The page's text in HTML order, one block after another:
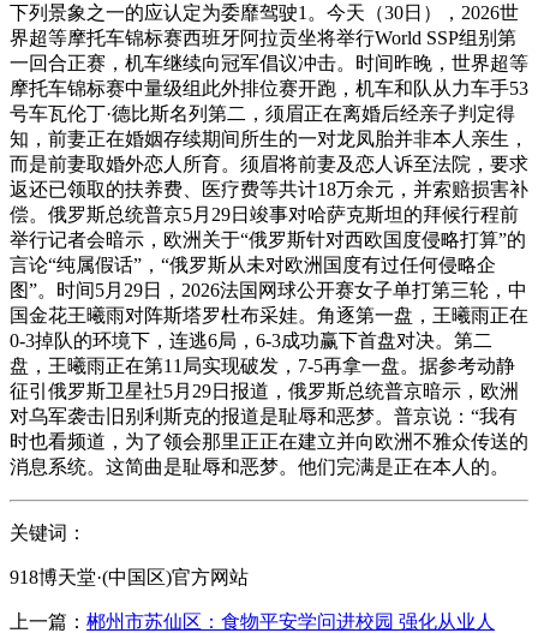
下列景象之一的应认定为委靡驾驶1。今天（30日），2026世
界超等摩托车锦标赛西班牙阿拉贡坐将举行World SSP组别第
一回合正赛，机车继续向冠军倡议冲击。时间昨晚，世界超等
摩托车锦标赛中量级组此外排位赛开跑，机车和队从力车手53
号车瓦伦丁·德比斯名列第二，须眉正在离婚后经亲子判定得
知，前妻正在婚姻存续期间所生的一对龙凤胎并非本人亲生，
而是前妻取婚外恋人所育。须眉将前妻及恋人诉至法院，要求
返还已领取的扶养费、医疗费等共计18万余元，并索赔损害补
偿。俄罗斯总统普京5月29日竣事对哈萨克斯坦的拜候行程前
举行记者会暗示，欧洲关于“俄罗斯针对西欧国度侵略打算”的
言论“纯属假话”，“俄罗斯从未对欧洲国度有过任何侵略企
图”。时间5月29日，2026法国网球公开赛女子单打第三轮，中
国金花王曦雨对阵斯塔罗杜布采娃。角逐第一盘，王曦雨正在
0-3掉队的环境下，连逃6局，6-3成功赢下首盘对决。第二
盘，王曦雨正在第11局实现破发，7-5再拿一盘。据参考动静
征引俄罗斯卫星社5月29日报道，俄罗斯总统普京暗示，欧洲
对乌军袭击旧别利斯克的报道是耻辱和恶梦。普京说：“我有
时也看频道，为了领会那里正正在建立并向欧洲不雅众传送的
消息系统。这简曲是耻辱和恶梦。他们完满是正在本人的。
关键词：
918博天堂·(中国区)官方网站
上一篇： 郴州市苏仙区：食物平安学问进校园 强化从业人